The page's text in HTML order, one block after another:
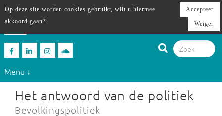
Menu ↓
Het antwoord van de politiek
Bevolkingspolitiek
Op deze site worden cookies gebruikt, wilt u hiermee
akkoord gaan?
Accepteer
Weiger